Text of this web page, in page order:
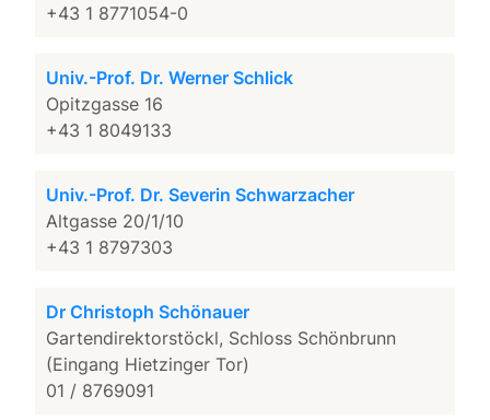
+43 1 8771054-0
Univ.-Prof. Dr. Werner Schlick
Opitzgasse 16
+43 1 8049133
Univ.-Prof. Dr. Severin Schwarzacher
Altgasse 20/1/10
+43 1 8797303
Dr Christoph Schönauer
Gartendirektorstöckl, Schloss Schönbrunn
(Eingang Hietzinger Tor)
01 / 8769091